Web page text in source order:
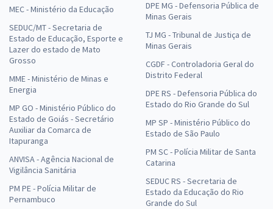
MEC - Ministério da Educação
SEDUC/MT - Secretaria de
Estado de Educação, Esporte e
Lazer do estado de Mato
Grosso
MME - Ministério de Minas e
Energia
MP GO - Ministério Público do
Estado de Goiás - Secretário
Auxiliar da Comarca de
Itapuranga
ANVISA - Agência Nacional de
Vigilância Sanitária
PM PE - Polícia Militar de
Pernambuco
DPE MG - Defensoria Pública de
Minas Gerais
TJ MG - Tribunal de Justiça de
Minas Gerais
CGDF - Controladoria Geral do
Distrito Federal
DPE RS - Defensoria Pública do
Estado do Rio Grande do Sul
MP SP - Ministério Público do
Estado de São Paulo
PM SC - Polícia Militar de Santa
Catarina
SEDUC RS - Secretaria de
Estado da Educação do Rio
Grande do Sul